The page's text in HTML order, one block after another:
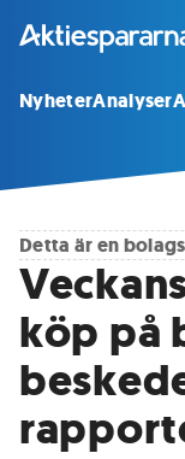
NyheterAnalyser
Detta är en
köp på